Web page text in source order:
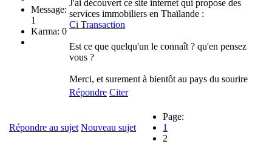
Message:
1
Karma: 0
J'ai découvert ce site internet qui propose des
services immobiliers en Thaïlande :
Ci Transaction
Est ce que quelqu'un le connaît ? qu'en pensez
vous ?
Merci, et surement à bientôt au pays du sourire
Répondre Citer
Répondre au sujet Nouveau sujet
Page:
1
2